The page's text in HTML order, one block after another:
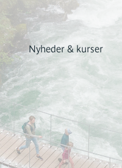
Nyheder & kurser